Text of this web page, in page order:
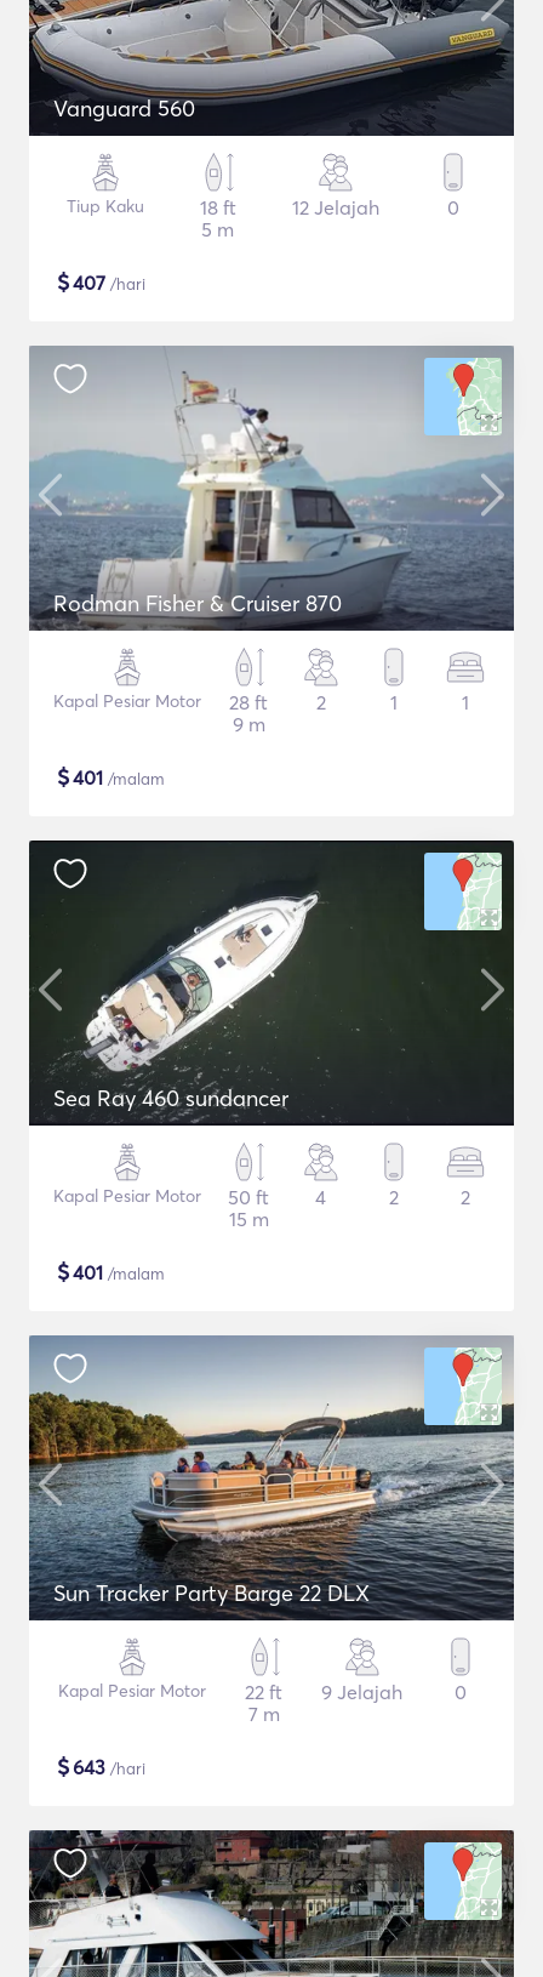
Vanguard 560
Tiup Kaku
18 ft
5 m
12 Jelajah 0
$407 /hari
Rodman Fisher & Cruiser 870
Kapal Pesiar Motor
28 ft
9 m
2 1 1
$401 /malam
Sea Ray 460 sundancer
Kapal Pesiar Motor
50 ft
15 m
4 2 2
$401 /malam
Sun Tracker Party Barge 22 DLX
Kapal Pesiar Motor
22 ft
7 m
9 Jelajah 0
$643 /hari